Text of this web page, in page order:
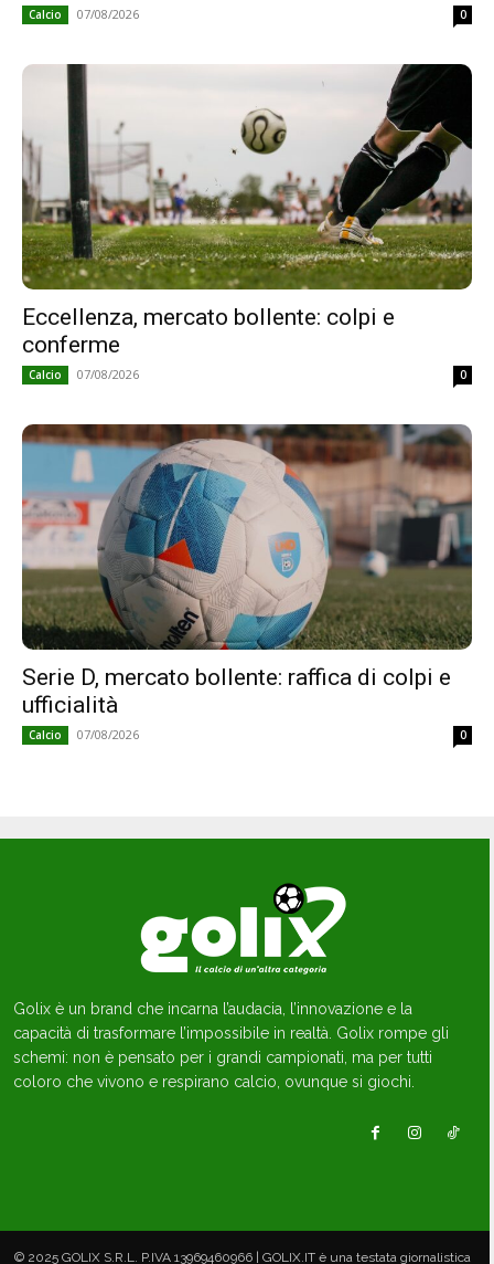
Calcio 07/08/2026 0
Eccellenza, mercato bollente: colpi e
conferme
Calcio 07/08/2026 0
Serie D, mercato bollente: raffica di colpi e
ufficialità
Calcio 07/08/2026 0
Golix è un brand che incarna l’audacia, l’innovazione e la
capacità di trasformare l’impossibile in realtà. Golix rompe gli
schemi: non è pensato per i grandi campionati, ma per tutti
coloro che vivono e respirano calcio, ovunque si giochi.
© 2025 GOLIX S.R.L. P.IVA 13969460966 | GOLIX.IT è una testata giornalistica